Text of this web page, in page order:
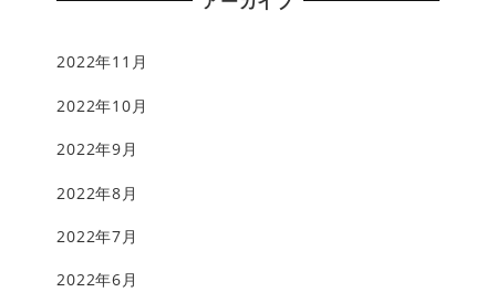
2022年11月
2022年10月
2022年9月
2022年8月
2022年7月
2022年6月